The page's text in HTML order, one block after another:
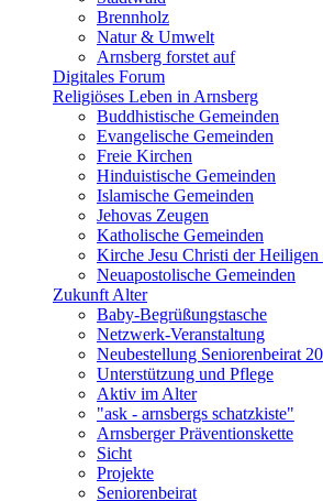
Brennholz
Natur & Umwelt
Arnsberg forstet auf
Digitales Forum
Religiöses Leben in Arnsberg
Buddhistische Gemeinden
Evangelische Gemeinden
Freie Kirchen
Hinduistische Gemeinden
Islamische Gemeinden
Jehovas Zeugen
Katholische Gemeinden
Kirche Jesu Christi der Heiligen
Neuapostolische Gemeinden
Zukunft Alter
Baby-Begrüßungstasche
Netzwerk-Veranstaltung
Neubestellung Seniorenbeirat
Unterstützung und Pflege
Aktiv im Alter
"ask - arnsbergs schatzkiste"
Arnsberger Präventionskette
Sicht
Projekte
Seniorenbeirat